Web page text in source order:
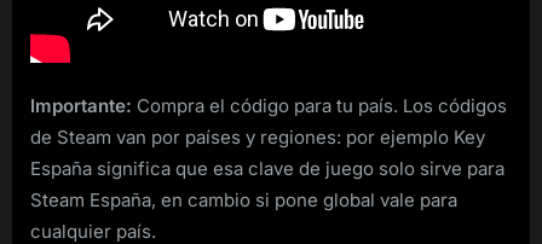
Importante: Compra el código para tu país. Los códigos
de Steam van por países y regiones: por ejemplo Key
España significa que esa clave de juego solo sirve para
Steam España, en cambio si pone global vale para
cualquier país.